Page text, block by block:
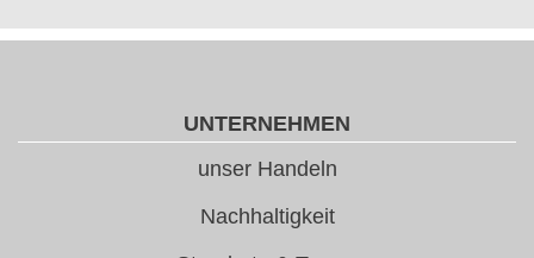
UNTERNEHMEN
unser Handeln
Nachhaltigkeit